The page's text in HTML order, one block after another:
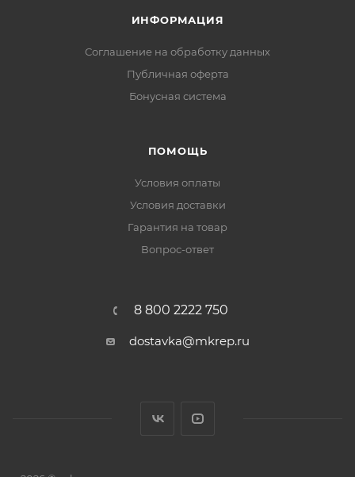
ИНФОРМАЦИЯ
Соглашение на обработку данных
Публичная оферта
Бонусная система
ПОМОЩЬ
Условия оплаты
Условия доставки
Гарантия на товар
Вопрос-ответ
8 800 2222 750
dostavka@mkrep.ru